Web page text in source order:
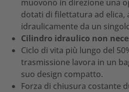
muovono in direzione una
dotati di filettatura ad elica,
idraulicamente da un
Cilindro idraulico non
Ciclo di vita più lungo del
trasmissione lavora in un
suo design compatto.
Forza di chiusura costante